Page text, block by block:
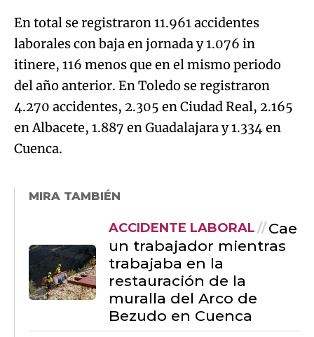
En total se registraron 11.961 accidentes
laborales con baja en jornada y 1.076 in
itinere, 116 menos que en el mismo periodo
del año anterior. En Toledo se registraron
4.270 accidentes, 2.305 en Ciudad Real, 2.165
en Albacete, 1.887 en Guadalajara y 1.334 en
Cuenca.
MIRA TAMBIÉN
ACCIDENTE LABORAL
Cae
un trabajador mientras
trabajaba en la
restauración de la
muralla del Arco de
Bezudo en Cuenca